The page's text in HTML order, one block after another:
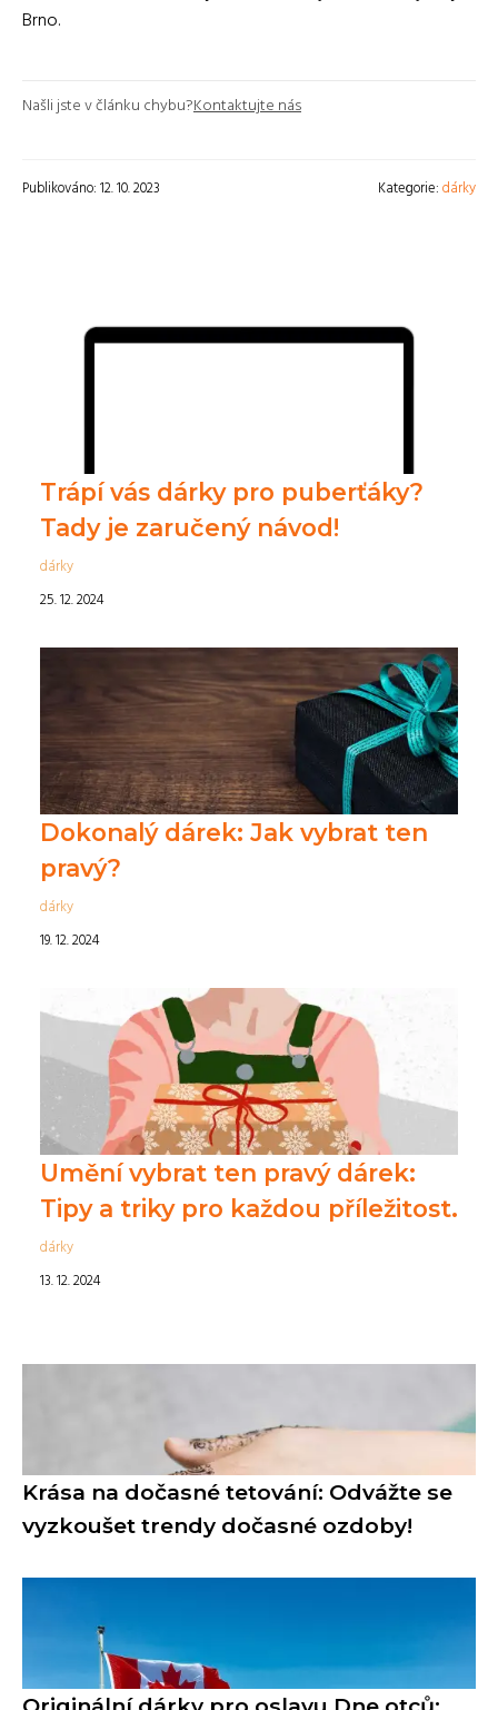
Brno.
Našli jste v článku chybu?Kontaktujte nás
Publikováno: 12. 10. 2023 Kategorie:dárky
Trápí vás dárky pro puberťáky?
Tady je zaručený návod!
dárky
25. 12. 2024
Dokonalý dárek: Jak vybrat ten
pravý?
dárky
19. 12. 2024
Umění vybrat ten pravý dárek:
Tipy a triky pro každou příležitost.
dárky
13. 12. 2024
Krása na dočasné tetování: Odvážte se
vyzkoušet trendy dočasné ozdoby!